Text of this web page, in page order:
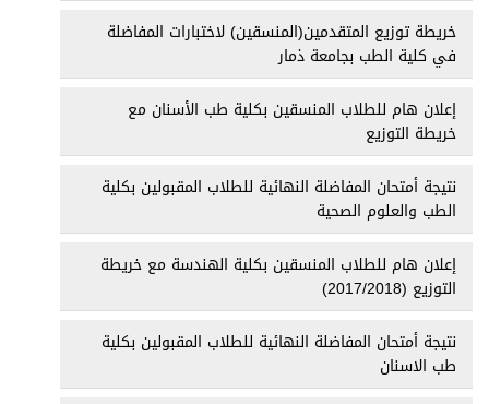
خريطة توزيع المتقدمين(المنسقين) لاختبارات المفاضلة
في كلية الطب بجامعة ذمار
إعلان هام للطلاب المنسقين بكلية طب الأسنان مع
خريطة التوزيع
نتيجة أمتحان المفاضلة النهائية للطلاب المقبولين بكلية
الطب والعلوم الصحية
إعلان هام للطلاب المنسقين بكلية الهندسة مع خريطة
التوزيع (2017/2018)
نتيجة أمتحان المفاضلة النهائية للطلاب المقبولين بكلية
طب الاسنان